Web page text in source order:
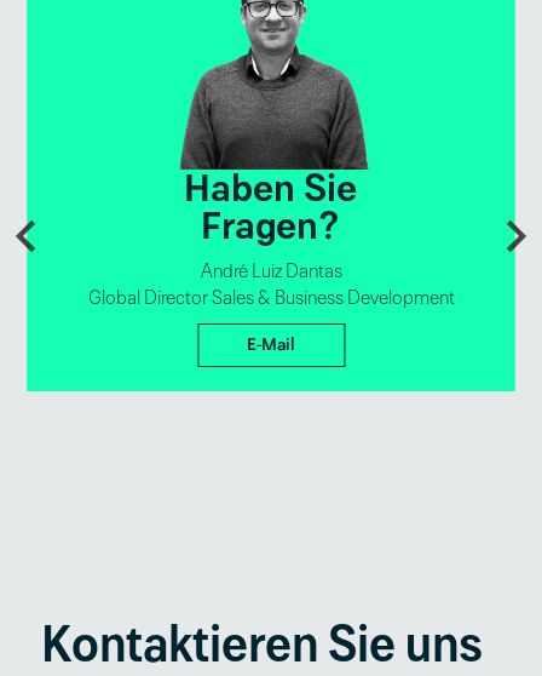
Haben Sie
Fragen?
André Luiz Dantas
Global Director Sales & Business Development
E-Mail
Kontaktieren Sie uns